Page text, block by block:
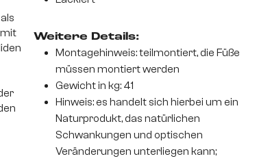
Weitere Details:
Montagehinweis: teilmontiert, die Füße
müssen montiert werden
Gewicht in kg: 41
Hinweis: es handelt sich hierbei um ein
Naturprodukt, das natürlichen
Schwankungen und optischen
Veränderungen unterliegen kann;